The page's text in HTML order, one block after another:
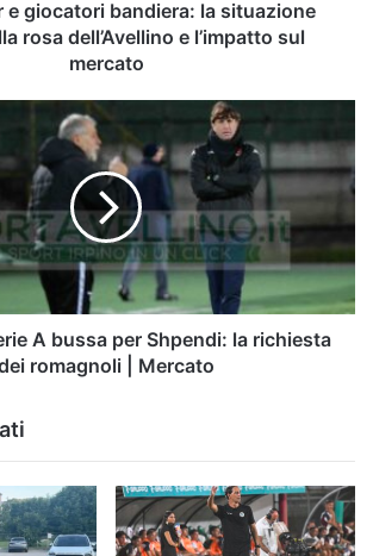
e giocatori bandiera: la situazione
rosa dell’Avellino e l’impatto sul
mercato
A bussa per Shpendi: la richiesta
romagnoli | Mercato